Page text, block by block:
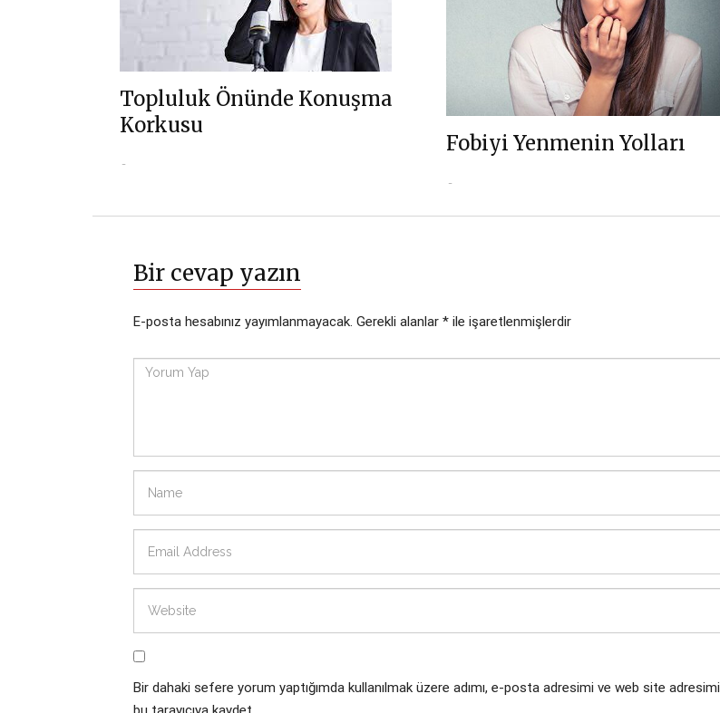
Topluluk Önünde Konuşma
Korkusu
Fobiyi Yenmenin Yolları
Bir cevap yazın
E-posta hesabınız yayımlanmayacak. Gerekli alanlar * ile işaretlenmişlerdir
Bir dahaki sefere yorum yaptığımda kullanılmak üzere adımı, e-posta adresimi ve web site adresimi